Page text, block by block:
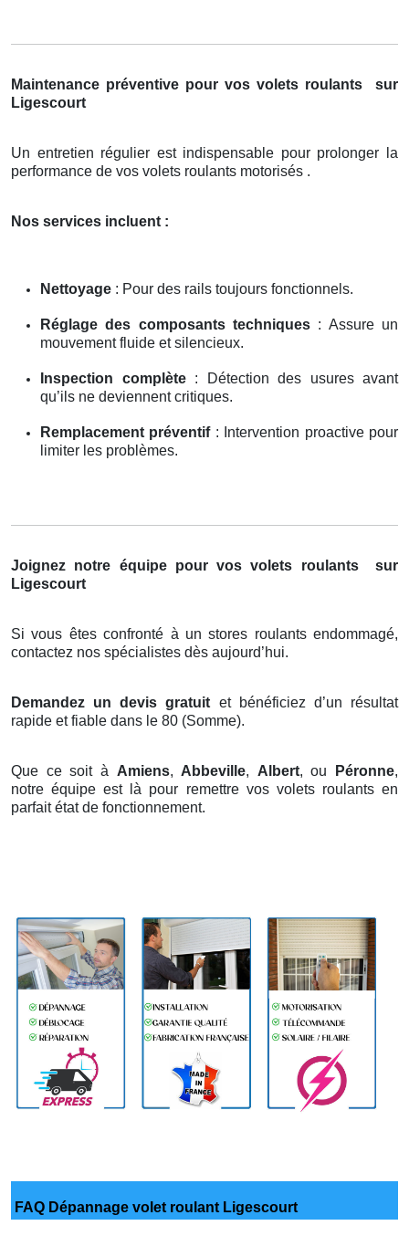
Maintenance préventive pour vos volets roulants
sur
Ligescourt
Un entretien régulier est indispensable pour prolonger la
performance de vos volets roulants motorisés .
Nos services incluent :
Nettoyage : Pour des rails toujours fonctionnels.
Réglage des composants techniques : Assure un
mouvement fluide et silencieux.
Inspection complète: Détection des usures avant
qu’ils ne deviennent critiques.
Remplacement préventif: Intervention proactive pour
limiter les problèmes.
Joignez notre équipe pour vos volets roulants
sur
Ligescourt
Si vous êtes confronté à un stores roulants endommagé,
contactez nos spécialistes dès aujourd’hui.
Demandez un devis gratuit et bénéficiez d’un résultat
rapide et fiable dans le 80 (Somme).
Que ce soit à Amiens, Abbeville, Albert, ou Péronne,
notre équipe est là pour remettre vos volets roulants en
parfait état de fonctionnement.
FAQ Dépannage volet roulant Ligescourt